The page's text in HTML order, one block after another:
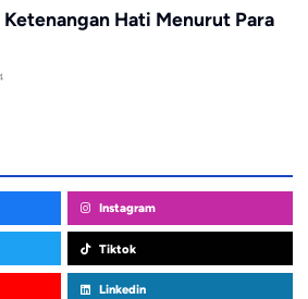
Hati Menurut Para
Instagram
Tiktok
Linkedin